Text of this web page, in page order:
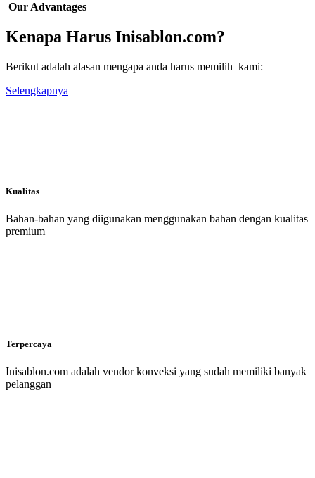
Our Advantages
Kenapa Harus Inisablon.com?
Berikut adalah alasan mengapa anda harus memilih kami:
Selengkapnya
Kualitas
Bahan-bahan yang diigunakan menggunakan bahan dengan kualitas
premium
Terpercaya
Inisablon.com adalah vendor konveksi yang sudah memiliki banyak
pelanggan